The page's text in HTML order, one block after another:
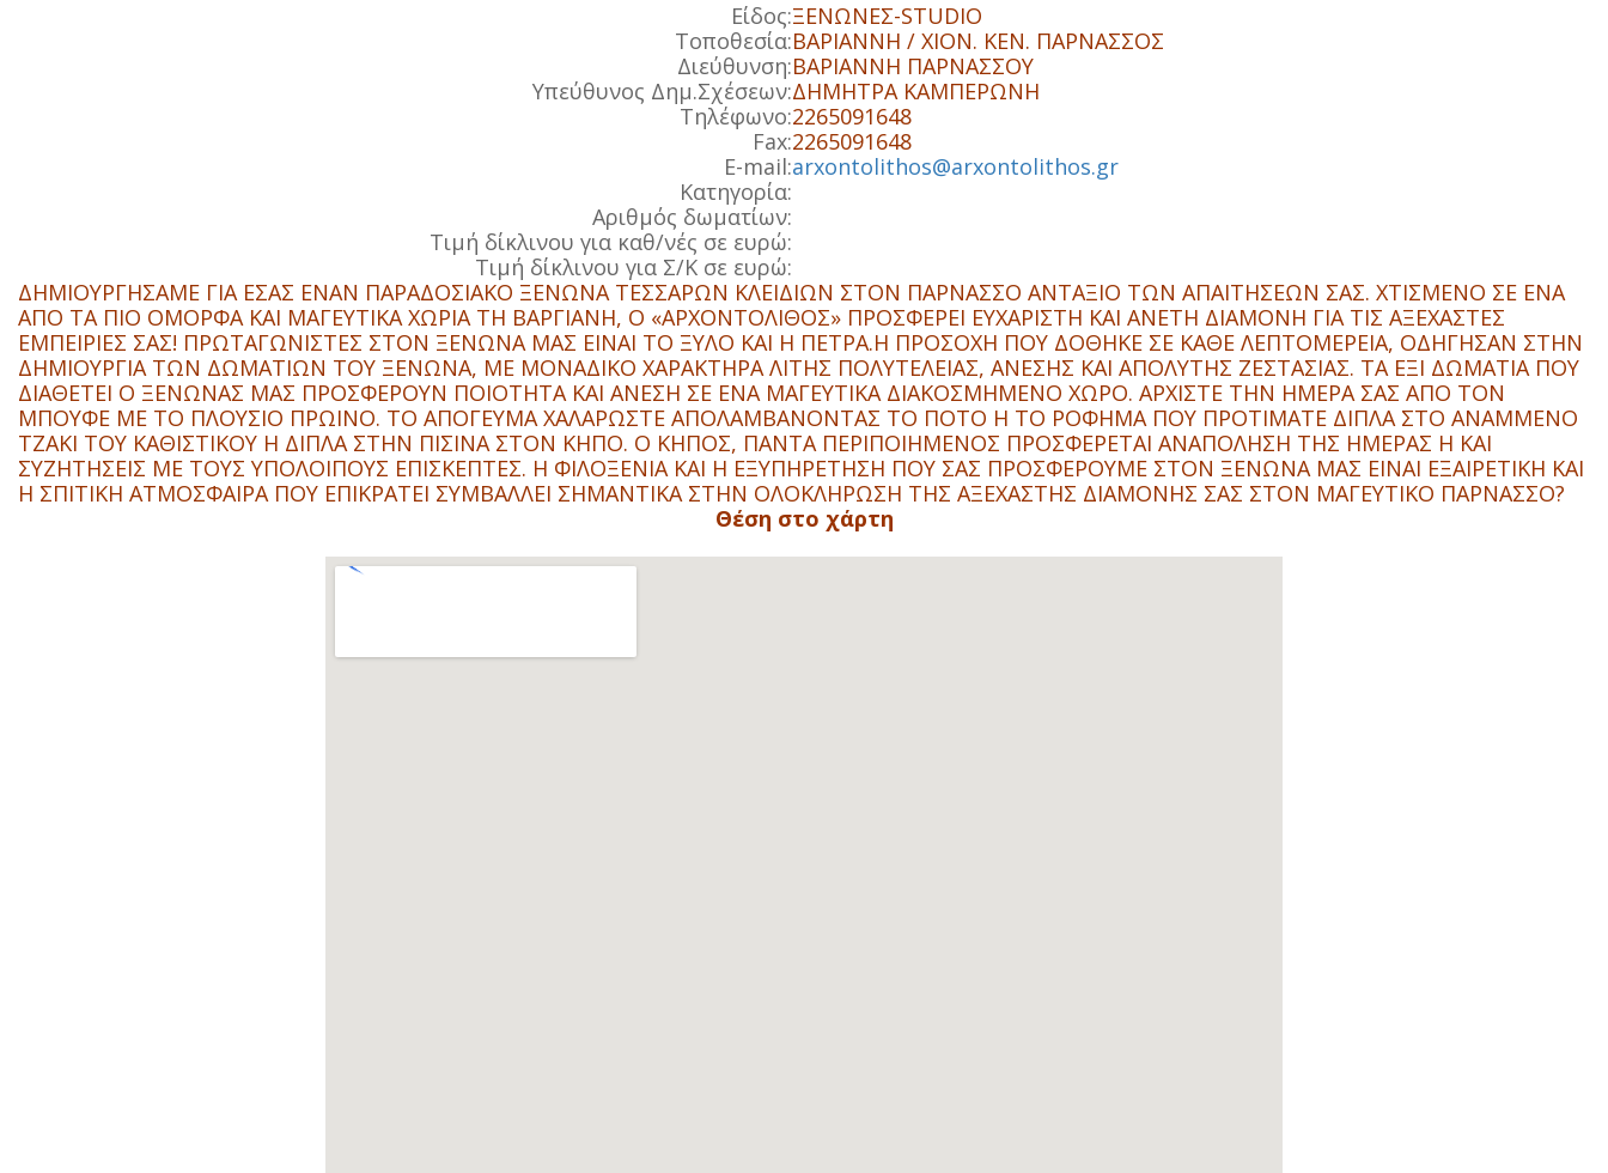
Είδος:ΞΕΝΩΝΕΣ-STUDIO
Τοποθεσία:ΒΑΡΙΑΝΝΗ / ΧΙΟΝ. ΚΕΝ. ΠΑΡΝΑΣΣΟΣ
Διεύθυνση:ΒΑΡΙΑΝΝΗ ΠΑΡΝΑΣΣΟY
Υπεύθυνος Δημ.Σχέσεων:ΔΗΜΗΤΡΑ ΚΑΜΠΕΡΩΝΗ
Τηλέφωνο:2265091648
Fax:2265091648
E-mail:arxontolithos@arxontolithos.gr
Κατηγορία:
Αριθμός δωματίων:
Τιμή δίκλινου για καθ/νές σε ευρώ:
Τιμή δίκλινου για Σ/Κ σε ευρώ:
ΔΗΜΙΟΥΡΓΗΣΑΜΕ ΓΙΑ ΕΣΑΣ ΕΝΑΝ ΠΑΡΑΔΟΣΙΑΚΟ ΞΕΝΩΝΑ ΤΕΣΣΑΡΩΝ ΚΛΕΙΔΙΩΝ ΣΤΟΝ ΠΑΡΝΑΣΣΟ ΑΝΤΑΞΙΟ ΤΩΝ ΑΠΑΙΤΗΣΕΩΝ ΣΑΣ. ΧΤΙΣΜΕΝΟ ΣΕ ΕΝΑ
ΑΠΟ ΤΑ ΠΙΟ ΟΜΟΡΦΑ ΚΑΙ ΜΑΓΕΥΤΙΚΑ ΧΩΡΙΑ ΤΗ ΒΑΡΓΙΑΝΗ, Ο «ΑΡΧΟΝΤΟΛΙΘΟΣ» ΠΡΟΣΦΕΡΕΙ ΕΥΧΑΡΙΣΤΗ ΚΑΙ ΑΝΕΤΗ ΔΙΑΜΟΝΗ ΓΙΑ ΤΙΣ ΑΞΕΧΑΣΤΕΣ
ΕΜΠΕΙΡΙΕΣ ΣΑΣ! ΠΡΩΤΑΓΩΝΙΣΤΕΣ ΣΤΟΝ ΞΕΝΩΝΑ ΜΑΣ ΕΙΝΑΙ ΤΟ ΞΥΛΟ ΚΑΙ Η ΠΕΤΡΑ.Η ΠΡΟΣΟΧΗ ΠΟΥ ΔΟΘΗΚΕ ΣΕ ΚΑΘΕ ΛΕΠΤΟΜΕΡΕΙΑ, ΟΔΗΓΗΣΑΝ ΣΤΗΝ
ΔΗΜΙΟΥΡΓΙΑ ΤΩΝ ΔΩΜΑΤΙΩΝ ΤΟΥ ΞΕΝΩΝΑ, ΜΕ ΜΟΝΑΔΙΚΟ ΧΑΡΑΚΤΗΡΑ ΛΙΤΗΣ ΠΟΛΥΤΕΛΕΙΑΣ, ΑΝΕΣΗΣ ΚΑΙ ΑΠΟΛΥΤΗΣ ΖΕΣΤΑΣΙΑΣ. ΤΑ ΕΞΙ ΔΩΜΑΤΙΑ ΠΟΥ
ΔΙΑΘΕΤΕΙ Ο ΞΕΝΩΝΑΣ ΜΑΣ ΠΡΟΣΦΕΡΟΥΝ ΠΟΙΟΤΗΤΑ ΚΑΙ ΑΝΕΣΗ ΣΕ ΕΝΑ ΜΑΓΕΥΤΙΚΑ ΔΙΑΚΟΣΜΗΜΕΝΟ ΧΩΡΟ. ΑΡΧΙΣΤΕ ΤΗΝ ΗΜΕΡΑ ΣΑΣ ΑΠΟ ΤΟΝ
ΜΠΟΥΦΕ ΜΕ ΤΟ ΠΛΟΥΣΙΟ ΠΡΩΙΝΟ. ΤΟ ΑΠΟΓΕΥΜΑ ΧΑΛΑΡΩΣΤΕ ΑΠΟΛΑΜΒΑΝΟΝΤΑΣ ΤΟ ΠΟΤΟ Η ΤΟ ΡΟΦΗΜΑ ΠΟΥ ΠΡΟΤΙΜΑΤΕ ΔΙΠΛΑ ΣΤΟ ΑΝΑΜΜΕΝΟ
ΤΖΑΚΙ ΤΟΥ ΚΑΘΙΣΤΙΚΟΥ Η ΔΙΠΛΑ ΣΤΗΝ ΠΙΣΙΝΑ ΣΤΟΝ ΚΗΠΟ. Ο ΚΗΠΟΣ, ΠΑΝΤΑ ΠΕΡΙΠΟΙΗΜΕΝΟΣ ΠΡΟΣΦΕΡΕΤΑΙ ΑΝΑΠΟΛΗΣΗ ΤΗΣ ΗΜΕΡΑΣ Η ΚΑΙ
ΣΥΖΗΤΗΣΕΙΣ ΜΕ ΤΟΥΣ ΥΠΟΛΟΙΠΟΥΣ ΕΠΙΣΚΕΠΤΕΣ. Η ΦΙΛΟΞΕΝΙΑ ΚΑΙ Η ΕΞΥΠΗΡΕΤΗΣΗ ΠΟΥ ΣΑΣ ΠΡΟΣΦΕΡΟΥΜΕ ΣΤΟΝ ΞΕΝΩΝΑ ΜΑΣ ΕΙΝΑΙ ΕΞΑΙΡΕΤΙΚΗ ΚΑΙ
Η ΣΠΙΤΙΚΗ ΑΤΜΟΣΦΑΙΡΑ ΠΟΥ ΕΠΙΚΡΑΤΕΙ ΣΥΜΒΑΛΛΕΙ ΣΗΜΑΝΤΙΚΑ ΣΤΗΝ ΟΛΟΚΛΗΡΩΣΗ ΤΗΣ ΑΞΕΧΑΣΤΗΣ ΔΙΑΜΟΝΗΣ ΣΑΣ ΣΤΟΝ ΜΑΓΕΥΤΙΚΟ ΠΑΡΝΑΣΣΟ?
Θέση στο χάρτη